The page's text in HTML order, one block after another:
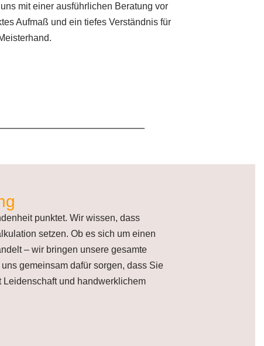
mit einer ausführlichen Beratung vor
Aufmaß und ein tiefes Verständnis für
punktet. Wir wissen, dass
setzen. Ob es sich um einen
– wir bringen unsere gesamte
gemeinsam dafür sorgen, dass Sie
Leidenschaft und handwerklichem